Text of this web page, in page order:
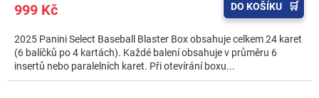
999 Kč DO KOŠÍKU
2025 Panini Select Baseball Blaster Box obsahuje celkem 24 karet
(6 balíčků po 4 kartách). Každé balení obsahuje v průměru 6
insertů nebo paralelních karet. Při otevírání boxu...